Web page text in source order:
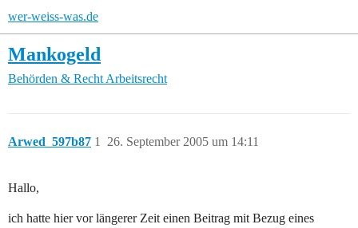
wer-weiss-was.de
Mankogeld
Behörden & Recht Arbeitsrecht
Arwed_597b87 26. September 2005 um 14:11
1
Hallo,
ich hatte hier vor längerer Zeit einen Beitrag mit Bezug eines